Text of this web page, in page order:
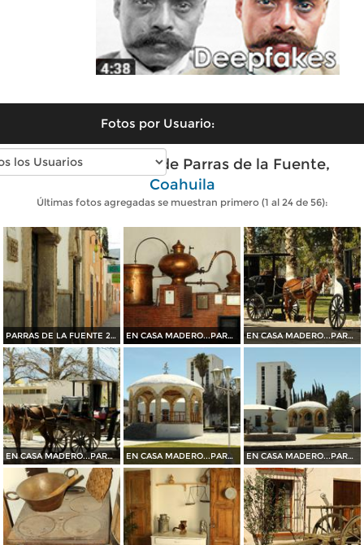
Fotos por Usuario:
Fotos modernas de Parras de la Fuente,
Coahuila
Últimas fotos agregadas se muestran primero (1 al 24 de 56):
PARRAS DE LA FUENTE 2015 EN CASA MADERO...PARRAS DE LA FUENTE 2015 EN CASA MADERO...PARRAS DE LA FUENTE 2015
EN CASA MADERO...PARRAS DE LA FUENTE 2015 EN CASA MADERO...PARRAS DE LA FUENTE 2015 EN CASA MADERO...PARRAS DE LA FUENTE 2015